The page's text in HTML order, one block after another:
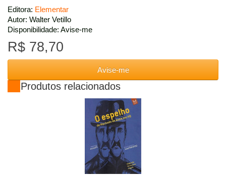
Editora: Elementar
Autor: Walter Vetillo
Disponibilidade: Avise-me
R$ 78,70
Avise-me
Produtos relacionados